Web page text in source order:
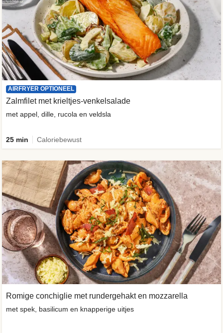
AIRFRYER OPTIONEEL
Zalmfilet met krieltjes-venkelsalade
met appel, dille, rucola en veldsla
25 min Caloriebewust
Romige conchiglie met rundergehakt en mozzarella
met spek, basilicum en knapperige uitjes